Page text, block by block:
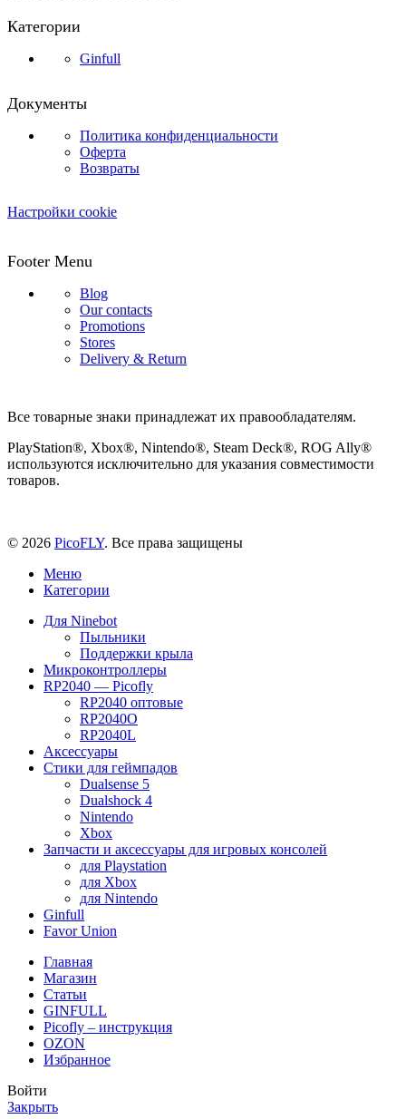
Категории
Ginfull
Документы
Политика конфиденциальности
Оферта
Возвраты
Настройки cookie
Footer Menu
Blog
Our contacts
Promotions
Stores
Delivery & Return
Все товарные знаки принадлежат их правообладателям.
PlayStation®, Xbox®, Nintendo®, Steam Deck®, ROG Ally®
используются исключительно для указания совместимости
товаров.
© 2026 PicoFLY. Все права защищены
Меню
Категории
Для Ninebot
Пыльники
Поддержки крыла
Микроконтроллеры
RP2040 — Picofly
RP2040 оптовые
RP2040O
RP2040L
Аксессуары
Стики для геймпадов
Dualsense 5
Dualshock 4
Nintendo
Xbox
Запчасти и аксессуары для игровых консолей
для Playstation
для Xbox
для Nintendo
Ginfull
Favor Union
Главная
Магазин
Статьи
GINFULL
Picofly – инструкция
OZON
Избранное
Войти
Закрыть